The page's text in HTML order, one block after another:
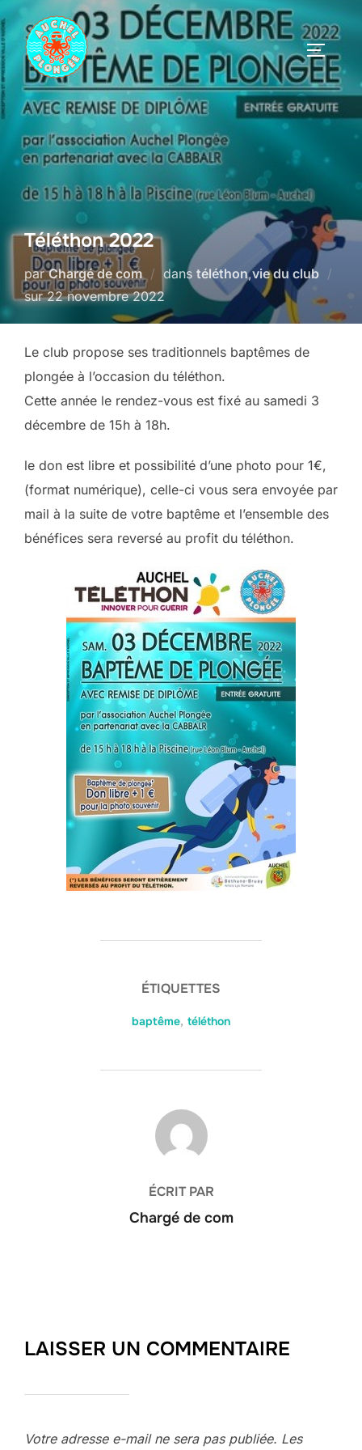
Aller
au
contenu
Téléthon 2022
parChargé de com dans téléthon,vie du club
surPublié
22 novembre 2022
Le club propose ses traditionnels baptêmes de
plongée à l’occasion du téléthon.
Cette année le rendez-vous est fixé au samedi 3
décembre de 15h à 18h.
le don est libre et possibilité d’une photo pour 1€,
(format numérique), celle-ci vous sera envoyée par
mail à la suite de votre baptême et l’ensemble des
bénéfices sera reversé au profit du téléthon.
ÉTIQUETTES
baptême, téléthon
AUTEUR DE LA PUBLICATION
ÉCRIT PAR
Chargé de com
LAISSER UN COMMENTAIRE
Votre adresse e-mail ne sera pas publiée. Les